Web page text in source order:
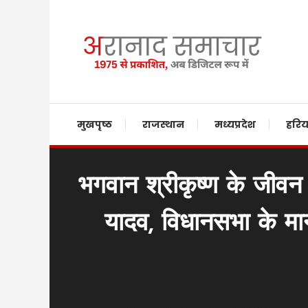
Content
मुखपृष्ठ राजस्थान मध्यप्रदेश
भगवान श्रीकृष्ण के जीवन
यादव, विधानसभा के